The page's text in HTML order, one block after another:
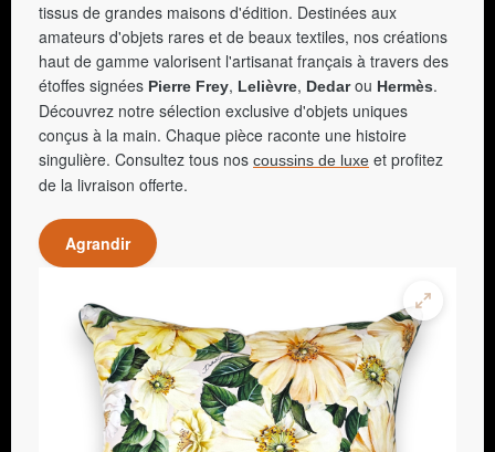
tissus de grandes maisons d'édition. Destinées aux
amateurs d'objets rares et de beaux textiles, nos créations
haut de gamme valorisent l'artisanat français à travers des
étoffes signées Pierre Frey, Lelièvre, Dedarou Hermès.
Découvrez notre sélection exclusive d'objets uniques
conçus à la main. Chaque pièce raconte une histoire
singulière. Consultez tous nos coussins de luxe et profitez
de la livraison offerte.
Agrandir